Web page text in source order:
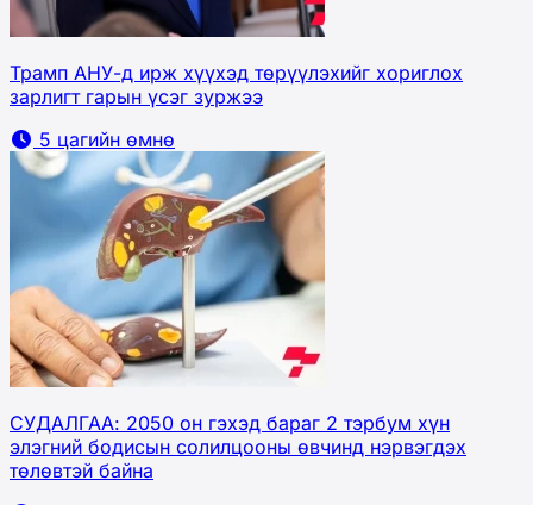
Трамп АНУ-д ирж хүүхэд төрүүлэхийг хориглох
зарлигт гарын үсэг зуржээ
5 цагийн өмнө
СУДАЛГАА: 2050 он гэхэд бараг 2 тэрбум хүн
элэгний бодисын солилцооны өвчинд нэрвэгдэх
төлөвтэй байна